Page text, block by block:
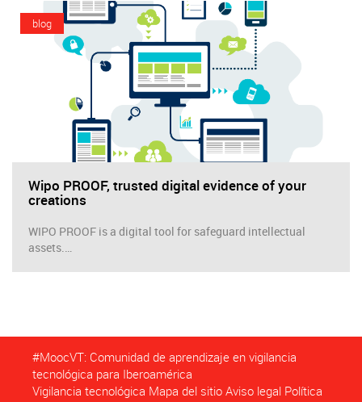
blog
Wipo PROOF, trusted digital evidence of your
creations
WIPO PROOF is a digital tool for safeguard intellectual
assets.…
#MoocVT: Comunidad de aprendizaje en vigilancia
tecnológica para Iberoamérica
Vigilancia tecnológica Mapa del sitio Aviso legal Política